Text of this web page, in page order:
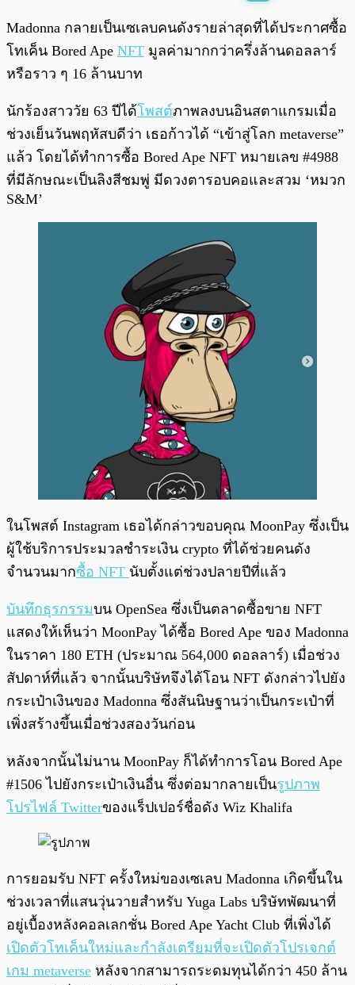
0:00
Madonna กลายเป็นเซเลบคนดังรายล่าสุดที่ได้ประกาศซื้อ
โทเค็น Bored Ape NFT มูลค่ามากกว่าครึ่งล้านดอลลาร์
หรือราว ๆ 16 ล้านบาท
นักร้องสาววัย 63 ปีได้โพสต์ภาพลงบนอินสตาแกรมเมื่อ
ช่วงเย็นวันพฤหัสบดีว่า เธอก้าวได้ “เข้าสู่โลก metaverse”
แล้ว โดยได้ทำการซื้อ Bored Ape NFT หมายเลข #4988
ที่มีลักษณะเป็นลิงสีชมพู่ มีดวงตารอบคอและสวม ‘หมวก
S&M’
ในโพสต์ Instagram เธอได้กล่าวขอบคุณ MoonPay ซึ่งเป็น
ผู้ใช้บริการประมวลชำระเงิน crypto ที่ได้ช่วยคนดัง
จำนวนมากซื้อ NFT นับตั้งแต่ช่วงปลายปีที่แล้ว
บันทึกธุรกรรมบน OpenSea ซึ่งเป็นตลาดซื้อขาย NFT
แสดงให้เห็นว่า MoonPay ได้ซื้อ Bored Ape ของ Madonna
ในราคา 180 ETH (ประมาณ 564,000 ดอลลาร์) เมื่อช่วง
สัปดาห์ที่แล้ว จากนั้นบริษัทจึงได้โอน NFT ดังกล่าวไปยัง
กระเป๋าเงินของ Madonna ซึ่งสันนิษฐานว่าเป็นกระเป๋าที่
เพิ่งสร้างขึ้นเมื่อช่วงสองวันก่อน
หลังจากนั้นไม่นาน MoonPay ก็ได้ทำการโอน Bored Ape
#1506 ไปยังกระเป๋าเงินอื่น ซึ่งต่อมากลายเป็นรูปภาพ
โปรไฟล์ Twitterของแร็ปเปอร์ชื่อดัง Wiz Khalifa
การยอมรับ NFT ครั้งใหม่ของเซเลบ Madonna เกิดขึ้นใน
ช่วงเวลาที่แสนวุ่นวายสำหรับ Yuga Labs บริษัทพัฒนาที่
อยู่เบื้องหลังคอลเลกชั่น Bored Ape Yacht Club ที่เพิ่งได้
เปิดตัวโทเค็นใหม่และกำลังเตรียมที่จะเปิดตัวโปรเจกต์
เกม metaverse หลังจากสามารถระดมทุนได้กว่า 450 ล้าน